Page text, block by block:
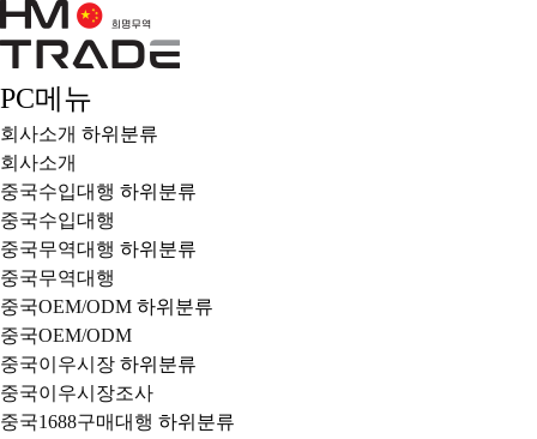
PC메뉴
회사소개 하위분류
회사소개
중국수입대행 하위분류
중국수입대행
중국무역대행 하위분류
중국무역대행
중국OEM/ODM 하위분류
중국OEM/ODM
중국이우시장 하위분류
중국이우시장조사
중국1688구매대행 하위분류